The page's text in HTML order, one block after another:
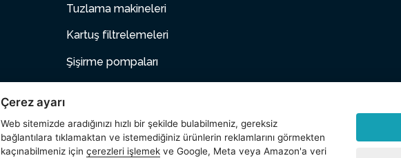
Tuzlama makineleri
Kartuş filtrelemeleri
Şişirme pompaları
Aksesuarlar
Çerez ayarı
Web sitemizde aradığınızı hızlı bir şekilde bulabilmeniz, gereksiz
bağlantılara tıklamaktan ve istemediğiniz ürünlerin reklamlarını görmekten
kaçınabilmeniz için çerezleri işlemek ve Google, Meta veya Amazon'a veri